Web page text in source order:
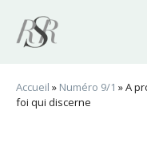
contenu
Accueil » Numéro 9/1 »A
foi qui discerne